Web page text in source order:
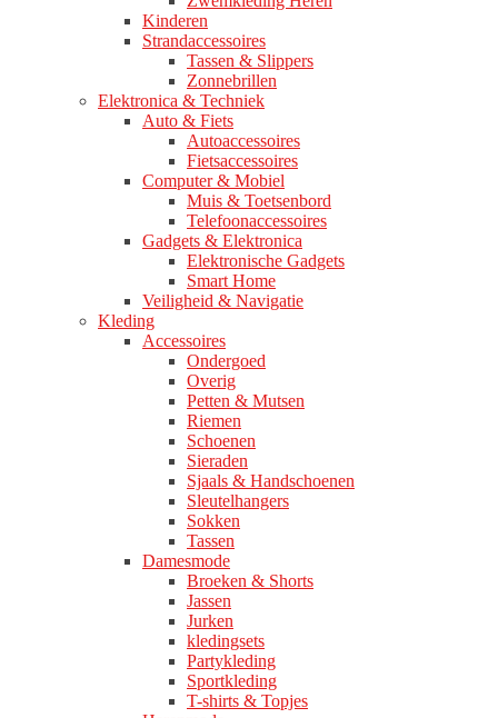
Kinderen
Strandaccessoires
Tassen & Slippers
Zonnebrillen
Elektronica & Techniek
Auto & Fiets
Autoaccessoires
Fietsaccessoires
Computer & Mobiel
Muis & Toetsenbord
Telefoonaccessoires
Gadgets & Elektronica
Elektronische Gadgets
Smart Home
Veiligheid & Navigatie
Kleding
Accessoires
Ondergoed
Overig
Petten & Mutsen
Riemen
Schoenen
Sieraden
Sjaals & Handschoenen
Sleutelhangers
Sokken
Tassen
Damesmode
Broeken & Shorts
Jassen
Jurken
kledingsets
Partykleding
Sportkleding
T-shirts & Topjes